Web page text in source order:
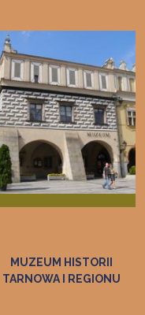
MUZEUM WINCENTEGO
WITOSA W